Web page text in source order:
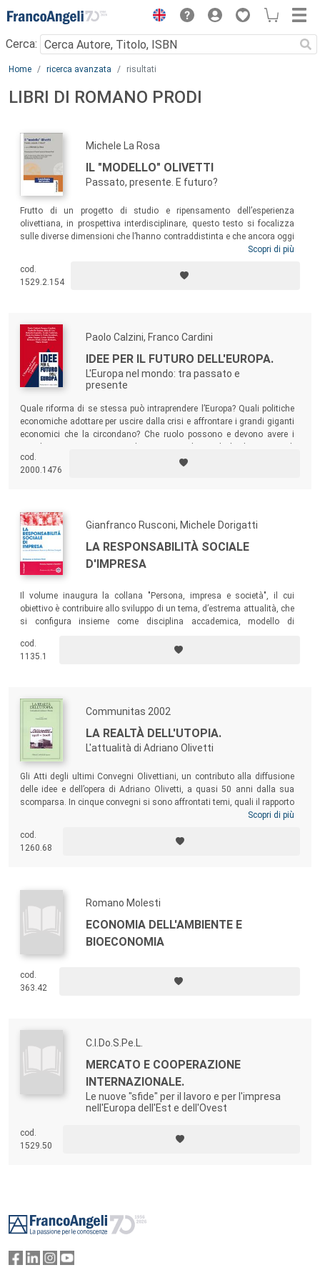
Menu
Cerca:
Main content
Home ricerca avanzata risultati
LIBRI DI ROMANO PRODI
Michele La Rosa
IL "MODELLO" OLIVETTI
Passato, presente. E futuro?
Frutto di un progetto di studio e ripensamento dell’esperienza
olivettiana, in prospettiva interdisciplinare, questo testo si focalizza
sulle diverse dimensioni che l’hanno contraddistinta e che ancora oggi
possiamo ritrovare in non poche imprese. In una fase storica come
alla “dimensione” comunitaria, ci aiuta a individuare strade nuove di
sviluppo socio-economico e, in particolare, modalità con le quali
Scopri di più
cod.
1529.2.154
Paolo Calzini, Franco Cardini
IDEE PER IL FUTURO DELL'EUROPA.
L'Europa nel mondo: tra passato e
presente
Quale riforma di se stessa può intraprendere l’Europa? Quali politiche
economiche adottare per uscire dalla crisi e affrontare i grandi giganti
economici che la circondano? Che ruolo possono e devono avere i
rispondere avanzando proposte utili alla politica e alla società.
cod.
2000.1476
Gianfranco Rusconi, Michele Dorigatti
LA RESPONSABILITÀ SOCIALE
D'IMPRESA
Il volume inaugura la collana "Persona, impresa e società", il cui
obiettivo è contribuire allo sviluppo di un tema, d’estrema attualità, che
si configura insieme come disciplina accademica, modello di
gestionali.
cod.
1135.1
Communitas 2002
LA REALTÀ DELL'UTOPIA.
L'attualità di Adriano Olivetti
Gli Atti degli ultimi Convegni Olivettiani, un contributo alla diffusione
delle idee e dell’opera di Adriano Olivetti, a quasi 50 anni dalla sua
scomparsa. In cinque convegni si sono affrontati temi, quali il rapporto
tra Nuova Industrializzazione e Mezzogiorno, le Sfide dell’Innovazione,
Cultura, Impresa e Politica, che hanno messo in evidenza come la
figura dell’imprenditore sia stata anticipatrice dei grandi temi del 2000.
Scopri di più
cod.
1260.68
Romano Molesti
ECONOMIA DELL'AMBIENTE E
BIOECONOMIA
cod.
363.42
C.I.Do.S.Pe.L.
MERCATO E COOPERAZIONE
INTERNAZIONALE.
Le nuove "sfide" per il lavoro e per l'impresa
nell'Europa dell'Est e dell'Ovest
cod.
1529.50